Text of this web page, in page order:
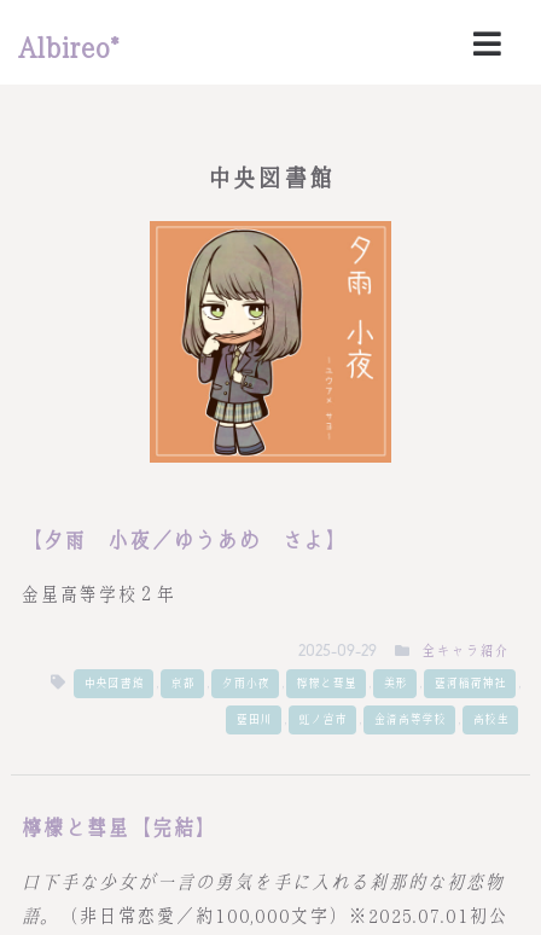
Albireo*
中央図書館
【夕雨 小夜／ゆうあめ さよ】
金星高等学校２年
2025-09-29 全キャラ紹介
中央図書館 , 京都 , 夕雨小夜 , 檸檬と彗星 , 美形 , 藍河稲荷神社 ,
藍田川 , 虹ノ宮市 , 金清高等学校 , 高校生
檸檬と彗星【完結】
口下手な少女が一言の勇気を手に入れる刹那的な初恋物
語。
（非日常恋愛／約100,000文字）※2025.07.01初公